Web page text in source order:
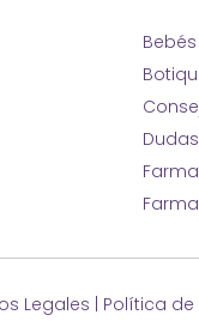
Legales | Política de